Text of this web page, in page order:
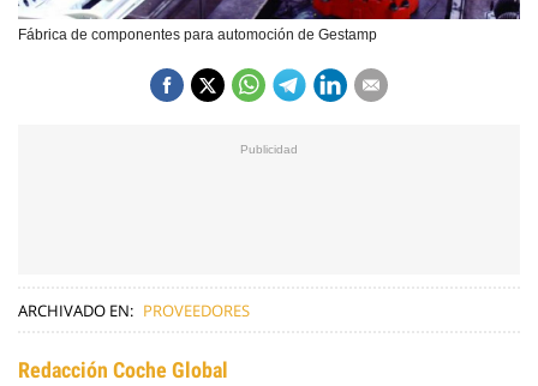
Fábrica de componentes para automoción de Gestamp
ARCHIVADO EN: PROVEEDORES
Redacción Coche Global